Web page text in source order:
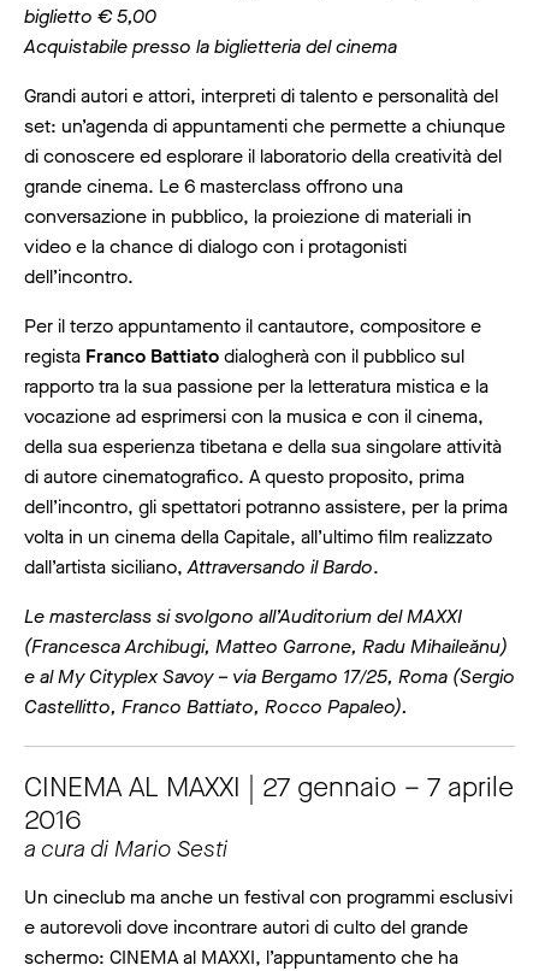
biglietto € 5,00
Acquistabile presso la biglietteria del cinema
Grandi autori e attori, interpreti di talento e personalità del
set: un’agenda di appuntamenti che permette a chiunque
di conoscere ed esplorare il laboratorio della creatività del
grande cinema. Le 6 masterclass offrono una
conversazione in pubblico, la proiezione di materiali in
video e la chance di dialogo con i protagonisti
dell’incontro.
Per il terzo appuntamento il cantautore, compositore e
regista Franco Battiatodialogherà con il pubblico sul
rapporto tra la sua passione per la letteratura mistica e la
vocazione ad esprimersi con la musica e con il cinema,
della sua esperienza tibetana e della sua singolare attività
di autore cinematografico. A questo proposito, prima
dell’incontro, gli spettatori potranno assistere, per la prima
volta in un cinema della Capitale, all’ultimo film realizzato
dall’artista siciliano,Attraversando il Bardo.
Le masterclass si svolgono all’Auditorium del MAXXI
(Francesca Archibugi, Matteo Garrone, Radu Mihaileănu)
e al My Cityplex Savoy – via Bergamo 17/25, Roma (Sergio
Castellitto, Franco Battiato, Rocco Papaleo).
CINEMA AL MAXXI | 27 gennaio – 7 aprile
2016
a cura di Mario Sesti
Un cineclub ma anche un festival con programmi esclusivi
e autorevoli dove incontrare autori di culto del grande
schermo: CINEMA al MAXXI, l’appuntamento che ha